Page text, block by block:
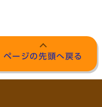
ページの先頭へ戻る